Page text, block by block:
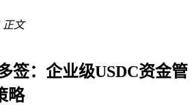
正文
签：企业级USDC资金管
略